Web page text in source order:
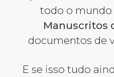
todo o
Manuscritos
documentos de
E se isso tudo